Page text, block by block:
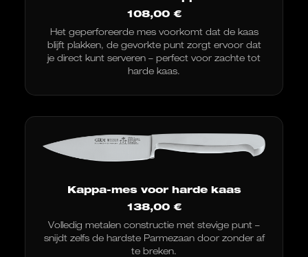
108,00 €
Het geperforeerde mes voorkomt dat de kaas
blijft plakken, de gevorkte punt zorgt ervoor dat
je direct kunt serveren – perfect voor zachte tot
harde kaas.
Kappa-mes voor harde kaas
138,00 €
Volledig metalen constructie met stevige punt –
snijdt zelfs de hardste Parmezaan door zonder af
te breken.